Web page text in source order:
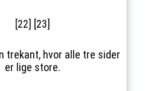
[22] [23]
trekant, hvor alle tre sider
er lige store.